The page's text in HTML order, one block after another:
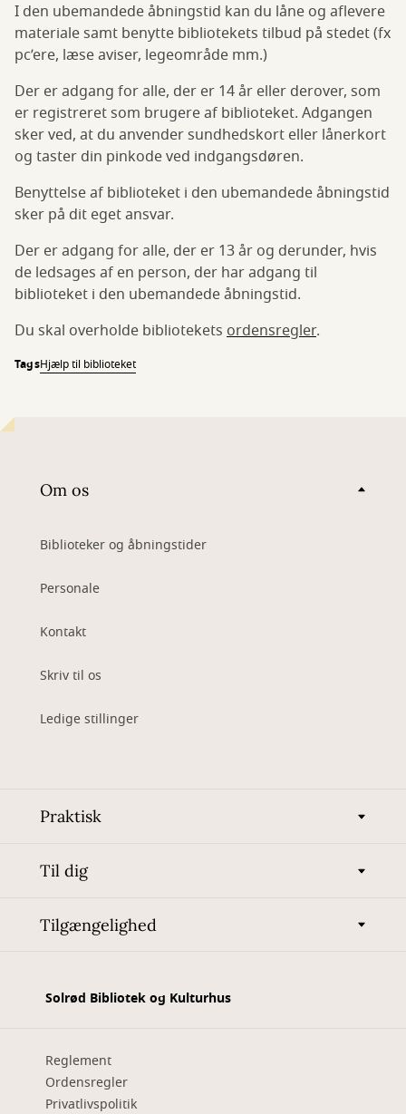
I den ubemandede åbningstid kan du låne og aflevere
materiale samt benytte bibliotekets tilbud på stedet (fx
pc’ere, læse aviser, legeområde mm.)
Der er adgang for alle, der er 14 år eller derover, som
er registreret som brugere af biblioteket. Adgangen
sker ved, at du anvender sundhedskort eller lånerkort
og taster din pinkode ved indgangsdøren.
Benyttelse af biblioteket i den ubemandede åbningstid
sker på dit eget ansvar.
Der er adgang for alle, der er 13 år og derunder, hvis
de ledsages af en person, der har adgang til
biblioteket i den ubemandede åbningstid.
Du skal overholde bibliotekets ordensregler.
TagsHjælp til biblioteket
Om os
Biblioteker og åbningstider
Personale
Kontakt
Skriv til os
Ledige stillinger
Praktisk
Til dig
Tilgængelighed
Solrød Bibliotek og Kulturhus
Reglement
Ordensregler
Privatlivspolitik